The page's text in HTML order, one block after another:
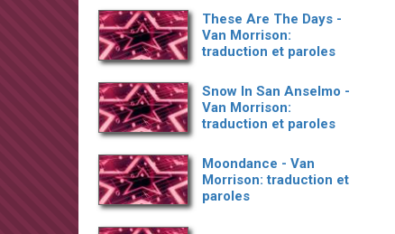
These Are The Days -
Van Morrison:
traduction et paroles
Snow In San Anselmo -
Van Morrison:
traduction et paroles
Moondance - Van
Morrison: traduction et
paroles